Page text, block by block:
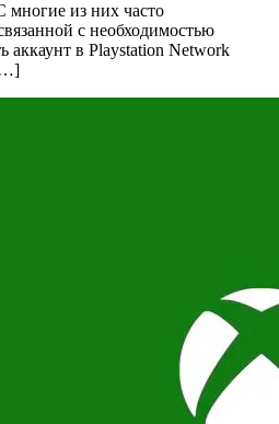
многие из них часто
с необходимостью
аккаунт в Playstation Network